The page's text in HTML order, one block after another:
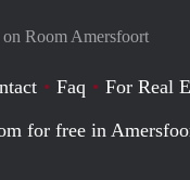
Room Amersfoort
Faq
For Real
for free in